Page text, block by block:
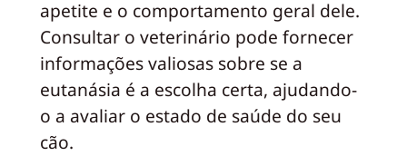
apetite e o comportamento geral dele.
Consultar o veterinário pode fornecer
informações valiosas sobre se a
eutanásia é a escolha certa, ajudando-
o a avaliar o estado de saúde do seu
cão.